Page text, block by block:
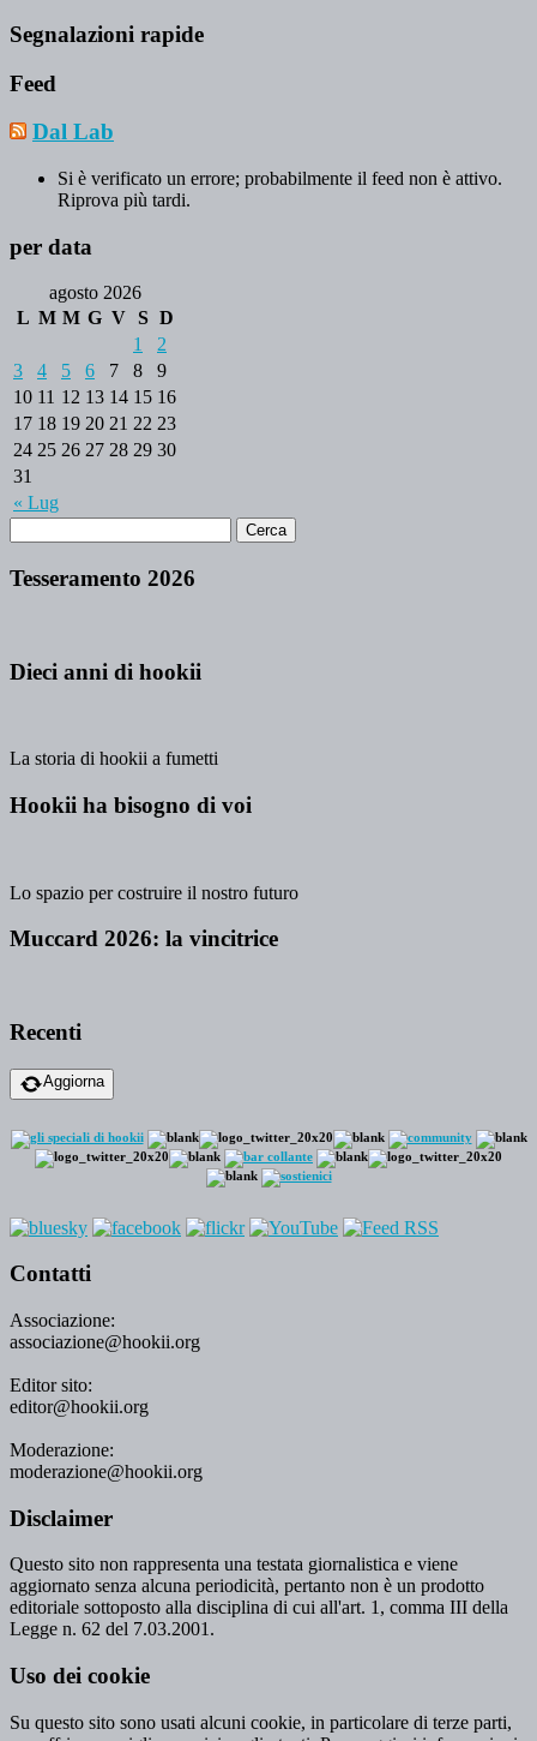
Segnalazioni rapide
Feed
Dal Lab
Si è verificato un errore; probabilmente il feed non è attivo.
Riprova più tardi.
per data
agosto 2026
L M M G V S D
« Lug
1
2
3
4 5 6 7 8
9
10 11 12 13 14 15 16
17 18 19 20 21 22 23
24 25 26 27 28 29 30
31
Tesseramento 2026
Dieci anni di hookii
La storia di hookii a fumetti
Hookii ha bisogno di voi
Lo spazio per costruire il nostro futuro
Muccard 2026: la vincitrice
Recenti
Aggiorna
Contatti
Associazione:
associazione@hookii.org
Editor sito:
editor@hookii.org
Moderazione:
moderazione@hookii.org
Disclaimer
Questo sito non rappresenta una testata giornalistica e viene
aggiornato senza alcuna periodicità, pertanto non è un prodotto
editoriale sottoposto alla disciplina di cui all'art. 1, comma III della
Legge n. 62 del 7.03.2001.
Uso dei cookie
Su questo sito sono usati alcuni cookie, in particolare di terze parti,